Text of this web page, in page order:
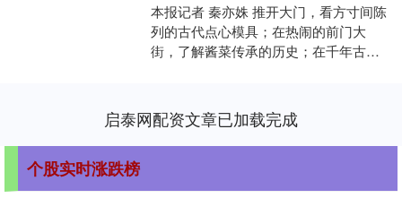
本报记者 秦亦姝 推开大门，看方寸间陈
列的古代点心模具；在热闹的前门大
街，了解酱菜传承的历史；在千年古
启泰网配资文章已加载完成
个股实时涨跌榜